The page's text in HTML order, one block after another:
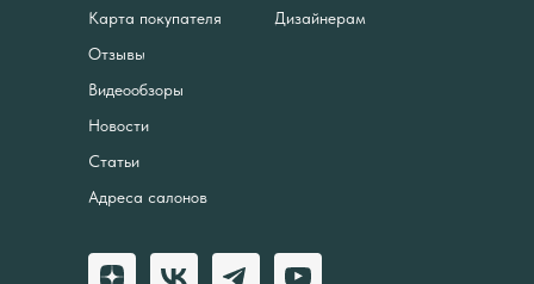
Дизайнерам
Карта покупателя
Отзывы
Видеообзоры
Новости
Статьи
Адреса салонов